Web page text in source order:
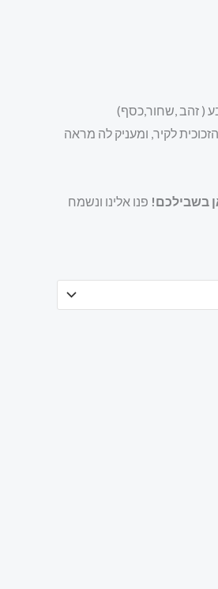
( זהב ,שחור,כסף)
לקיר, ומעניק לה מראה
בשבילכם! פנו אלינו ונשמח